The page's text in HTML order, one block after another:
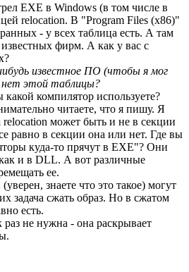
EXE в Windows (в том числе в
relocation. В "Program Files (x86)"
- у всех таблица есть. А там
фирм. А как у вас с
известное ПО (чтобы я мог
этой таблицы?
компилятор используете?
читаете, что я пишу. Я
relocation может быть и не в секции
равно в секции она или нет. Где вы
куда-то прячут в EXE"? Они
и в DLL. А вот различные
ее.
знаете что это такое) могут
задача сжать образ. Но в сжатом
есть.
не нужна - она раскрывает